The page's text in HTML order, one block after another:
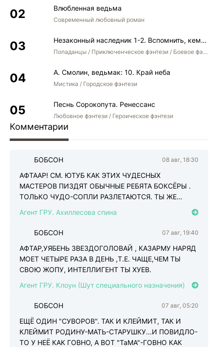
Влюбленная ведьма
Современный любовный роман
Незаконный наследник 1-2. Вспомнить, кем был. Стать собой. Остаться собой
Попаданцы / Приключенческое фэнтези / Боевое фэнтези / Юмористическое фэнтези
А. Смолин, ведьмак: 10. Край неба
Мистика / Городское фэнтези
Песнь Сорокопута. Ренессанс
Любовное фэнтези / Героическое фэнтези
Комментарии
БОБСОН 08 авг, 18:30
АФТААР! СМ. ЮТУБ КАК ЭТИХ ЧУДЕСНЫХ
МАСТЕРОВ ПИЗДЯТ ОБЫЧНЫЕ РЕБЯТА БОКСЁРЫ .
ТОЛЬКО ЧУДО-СОПЛИ РАЗЛЕТАЮТСЯ. ТЫ ЖЕ
Агент ГРУ. Ахиллесова спина
БОБСОН 07 авг, 19:40
АФТАР,УЯБЕНЬ ЗВЕЗДОГОЛОВАЙ , КАЗАРМУ НАРЯД
МОЕТ ЧЕТЫРЕ РАЗА В ДЕНЬ ,Т.Е. ЧАЩЕ,ЧЕМ ТЫ
СВОЮ ЖОПУ, ИНТЕЛЛИГЕНТ ТЫ ХУЕВ.
Агент ГРУ. Клоун (Шут специального назначения)
БОБСОН 07 авг, 05:20
ЕЩЁ ОДИН "СУВОРОВ". ТАК И КЛЕЙМИТ, ТАК И
КЛЕЙМИТ РОДИНУ-МАТЬ-СТАРУШКУ...И ПОВИДЛО-
ТО У НЕЁ КАК ГОВНО, А ВОТ "ТаМА"-ГОВНО КАК